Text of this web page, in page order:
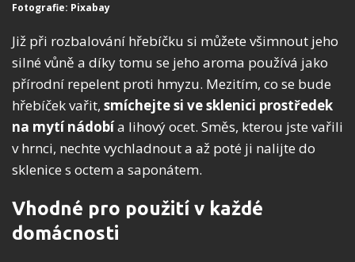
Fotografie: Pixabay
Již při rozbalování hřebíčku si můžete všimnout jeho
silné vůně a díky tomu se jeho aroma používá jako
přírodní repelent proti hmyzu. Mezitím, co se bude
hřebíček vařit, smíchejte si ve sklenici prostředek
na mytí nádobía lihový ocet. Směs, kterou jste vařili
v hrnci, nechte vychladnout a až poté ji nalijte do
sklenice s octem a saponátem.
Vhodné pro použití v každé
domácnosti